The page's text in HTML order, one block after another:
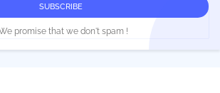
promise that we don't spam !